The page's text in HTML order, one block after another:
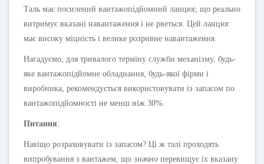
Таль має посилений вантажопідйомний ланцюг, що реально
витримує вказані навантаження і не рветься. Цей ланцюг
має високу міцність і велике розривне навантаження.
Нагадуємо, для тривалого терміну служби механізму, будь-
яке вантажопідйомне обладнання, будь-якої фірми і
виробника, рекомендується використовувати із запасом по
вантажопідйомності не менш ніж 30%.
Питання:
Навіщо розраховувати із запасом? Ці ж талі проходять
випробування з вантажем, що значно перевищує їх вказану